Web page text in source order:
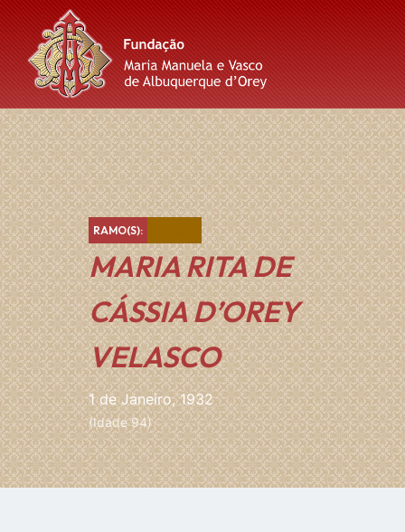
Skip
to
content
Skip
to
main
navigation
Skip
to
footer
MARIA RITA DE
CÁSSIA D’OREY
VELASCO
1 de Janeiro, 1932
(Idade 94)
RAMO(S): Castanho